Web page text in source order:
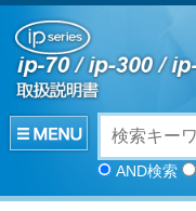
AND検索